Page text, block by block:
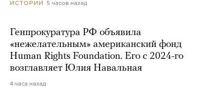
ИСТОРИИ 5 часов назад
Генпрокуратура РФ объявила
«нежелательным» американский фонд
Human Rights Foundation. Его с 2024-го
возглавляет Юлия Навальная
4 часа назад